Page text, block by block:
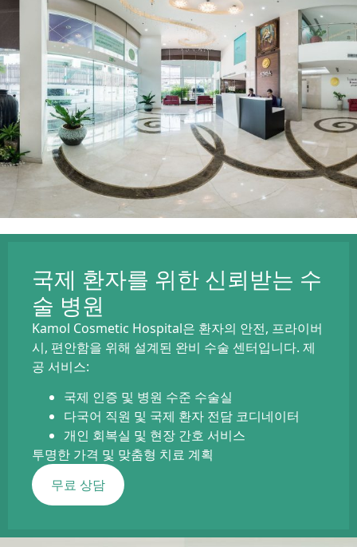
국제 환자를 위한 신뢰받는 수
술 병원
Kamol Cosmetic Hospital은 환자의 안전, 프라이버
시, 편안함을 위해 설계된 완비 수술 센터입니다. 제
공 서비스:
국제 인증 및 병원 수준 수술실
다국어 직원 및 국제 환자 전담 코디네이터
개인 회복실 및 현장 간호 서비스
투명한 가격 및 맞춤형 치료 계획
무료 상담